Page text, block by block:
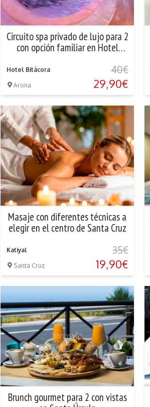
Circuito spa privado de lujo para 2
con opción familiar en Hotel
Hotel Bitácora
Arona
40€
29,90€
Masaje con diferentes técnicas a
elegir en el centro de Santa Cruz
Katiyal
Santa Cruz
35€
19,90€
Brunch gourmet para 2 con vistas